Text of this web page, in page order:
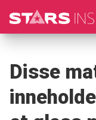
Disse